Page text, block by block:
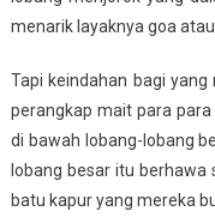
menarik layaknya goa
Tapi keindahan bagi
perangkap mait para
di bawah lobang-lobang
lobang besar itu berhawa
batu kapur yang mereka